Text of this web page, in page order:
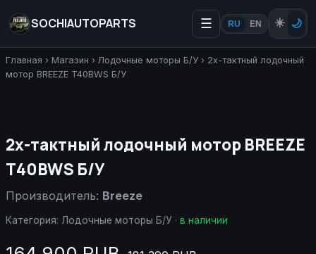
SOCHIAUTOPARTS ☰ RU EN ☀️ 🌙
Главная › Магазин › Лодочные моторы Б/У › 2х-тактный лодочный
мотор BREEZE T40BWS Б/У
2х-тактный лодочный мотор BREEZE
T40BWS Б/У
Производитель: Breeze
Категория: Лодочные моторы Б/У · в наличии